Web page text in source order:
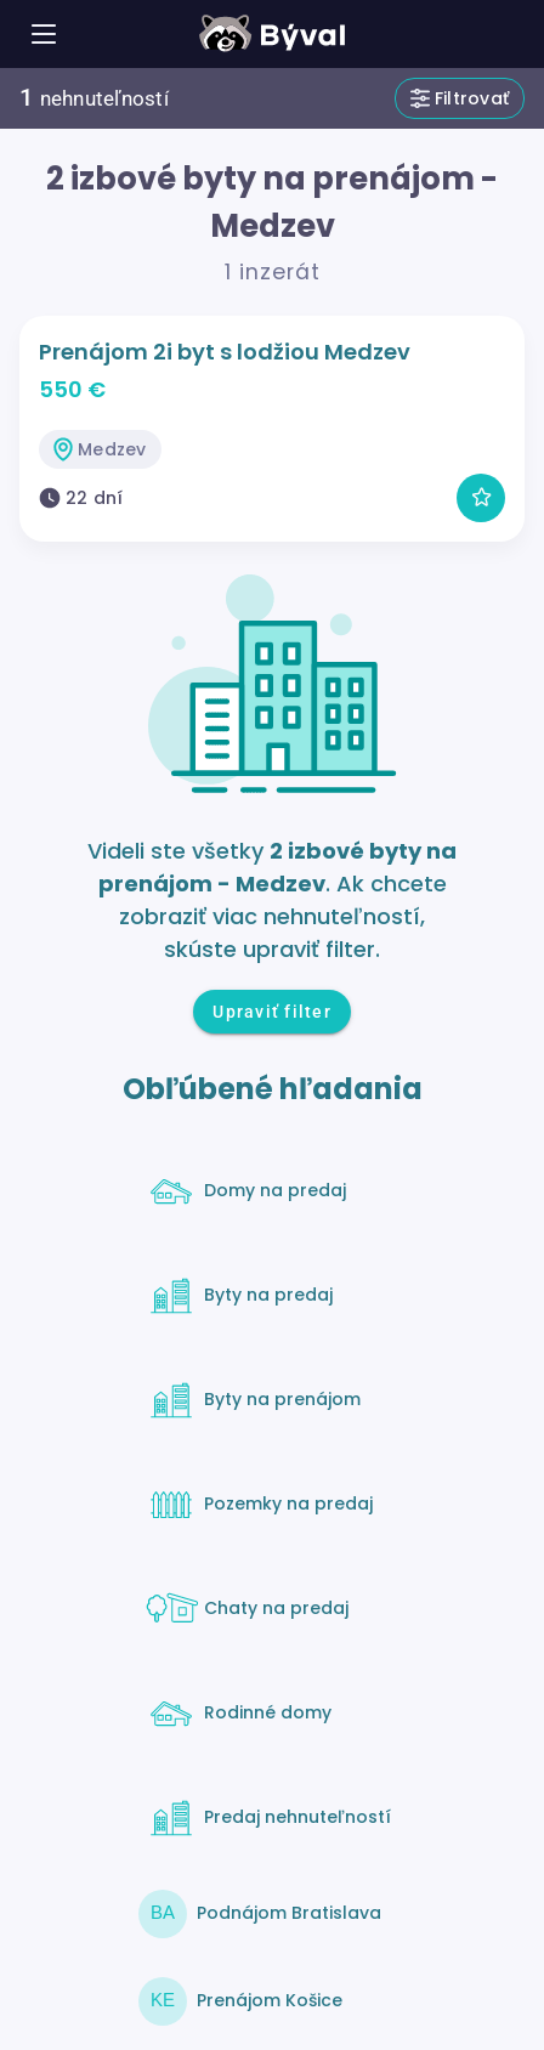
1 nehnuteľností Filtrovať
2 izbové byty na prenájom -
Medzev
1 inzerát
Prenájom 2i byt s lodžiou Medzev
550 €
Medzev
22 dní
Videli ste všetky 2 izbové byty na
prenájom - Medzev. Ak chcete
zobraziť viac nehnuteľností,
skúste upraviť filter.
Upraviť filter
Obľúbené hľadania
Domy na predaj
Byty na predaj
Byty na prenájom
Pozemky na predaj
Chaty na predaj
Rodinné domy
Predaj nehnuteľností
BA Podnájom Bratislava
KE Prenájom Košice